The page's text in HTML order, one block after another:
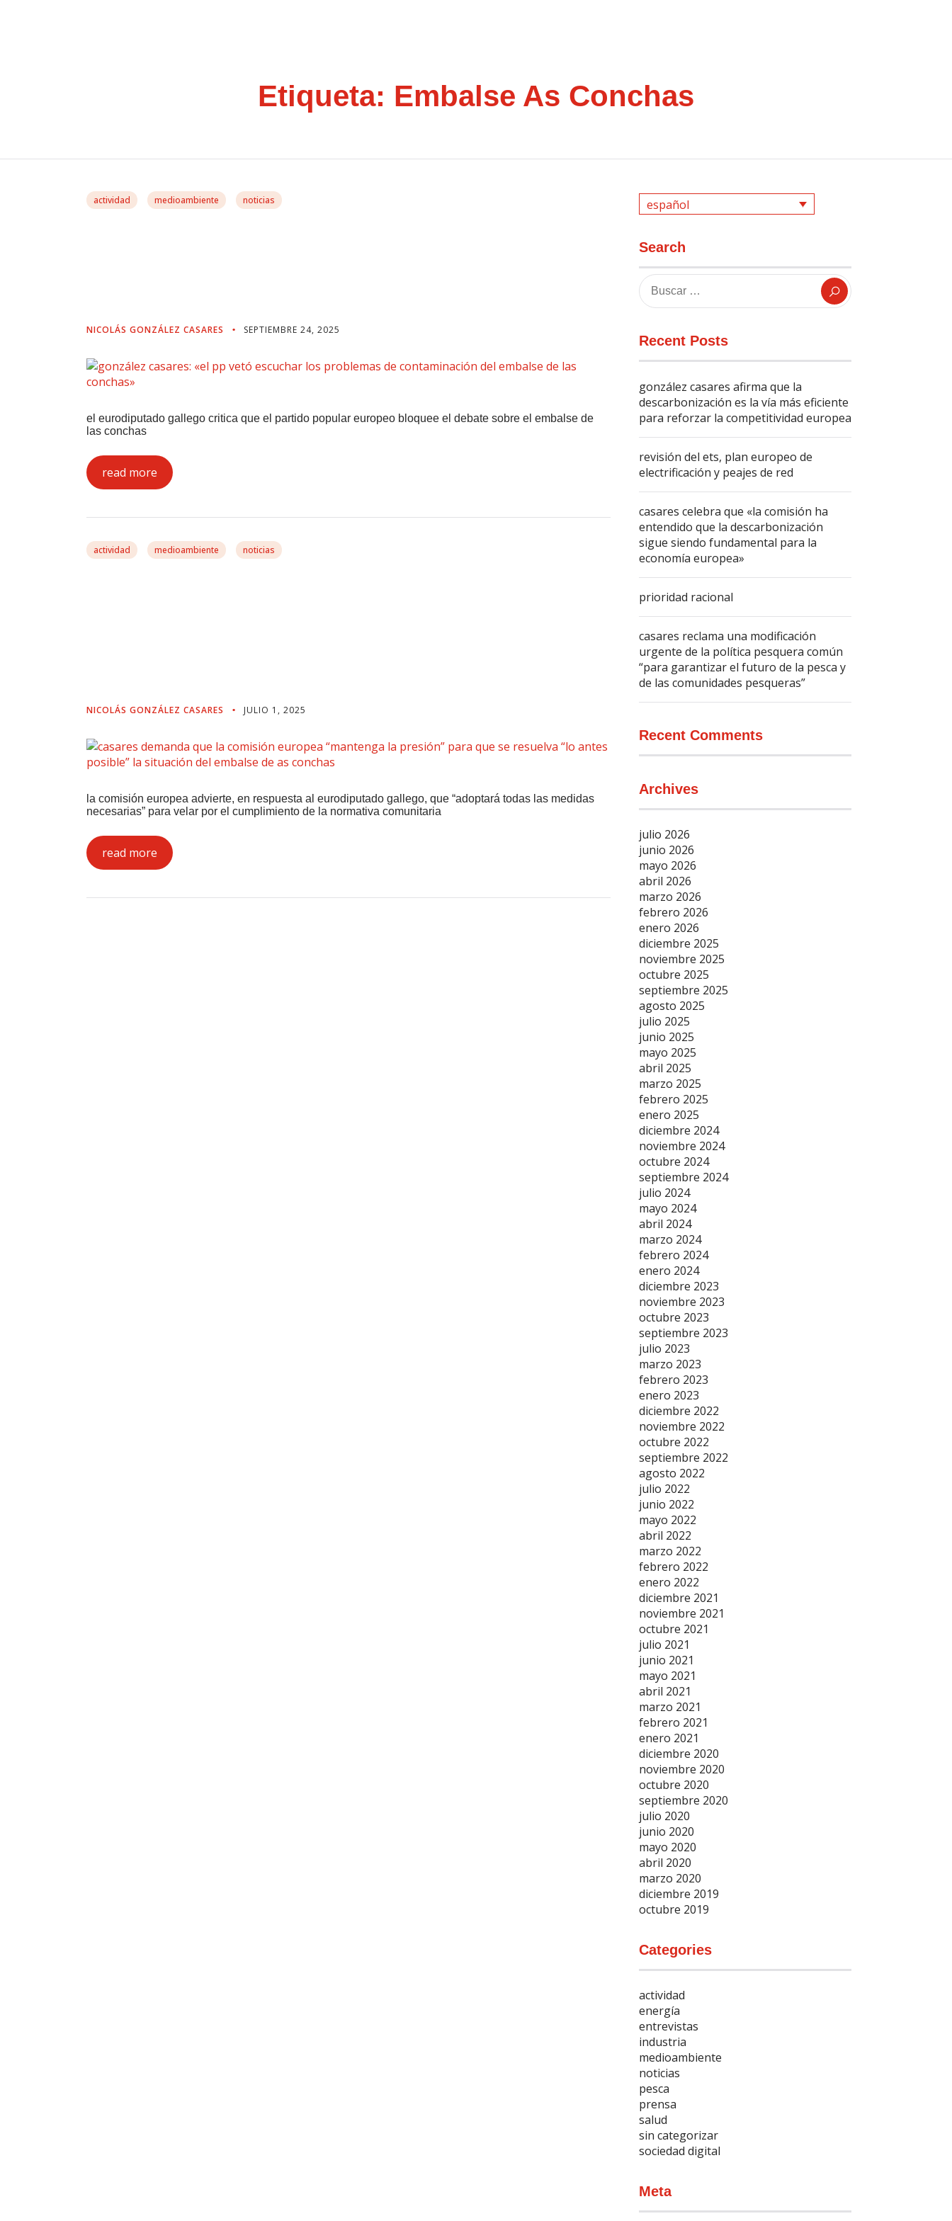
Etiqueta: Embalse As Conchas
actividad medioambiente noticias
NICOLÁS GONZÁLEZ CASARES SEPTIEMBRE 24, 2025
el eurodiputado gallego critica que el partido popular europeo bloquee el debate sobre el embalse de
las conchas
read more
actividad medioambiente noticias
NICOLÁS GONZÁLEZ CASARES JULIO 1, 2025
la comisión europea advierte, en respuesta al eurodiputado gallego, que “adoptará todas las medidas
necesarias” para velar por el cumplimiento de la normativa comunitaria
read more
español
Search
Recent Posts
gonzález casares afirma que la
descarbonización es la vía más eficiente
para reforzar la competitividad europea
revisión del ets, plan europeo de
electrificación y peajes de red
casares celebra que «la comisión ha
entendido que la descarbonización
sigue siendo fundamental para la
economía europea»
prioridad racional
casares reclama una modificación
urgente de la política pesquera común
“para garantizar el futuro de la pesca y
de las comunidades pesqueras”
Recent Comments
Archives
julio 2026
junio 2026
mayo 2026
abril 2026
marzo 2026
febrero 2026
enero 2026
diciembre 2025
noviembre 2025
octubre 2025
septiembre 2025
agosto 2025
julio 2025
junio 2025
mayo 2025
abril 2025
marzo 2025
febrero 2025
enero 2025
diciembre 2024
noviembre 2024
octubre 2024
septiembre 2024
julio 2024
mayo 2024
abril 2024
marzo 2024
febrero 2024
enero 2024
diciembre 2023
noviembre 2023
octubre 2023
septiembre 2023
julio 2023
marzo 2023
febrero 2023
enero 2023
diciembre 2022
noviembre 2022
octubre 2022
septiembre 2022
agosto 2022
julio 2022
junio 2022
mayo 2022
abril 2022
marzo 2022
febrero 2022
enero 2022
diciembre 2021
noviembre 2021
octubre 2021
julio 2021
junio 2021
mayo 2021
abril 2021
marzo 2021
febrero 2021
enero 2021
diciembre 2020
noviembre 2020
octubre 2020
septiembre 2020
julio 2020
junio 2020
mayo 2020
abril 2020
marzo 2020
diciembre 2019
octubre 2019
Categories
actividad
energía
entrevistas
industria
medioambiente
noticias
pesca
prensa
salud
sin categorizar
sociedad digital
Meta